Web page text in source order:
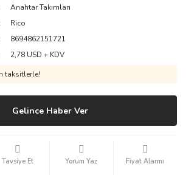
Anahtar Takımları
Rico
8694862151721
2,78 USD + KDV
taksitlerle!
Gelince Haber Ver
Tavsiye Et Yorum Yaz Fiyat Alarmı